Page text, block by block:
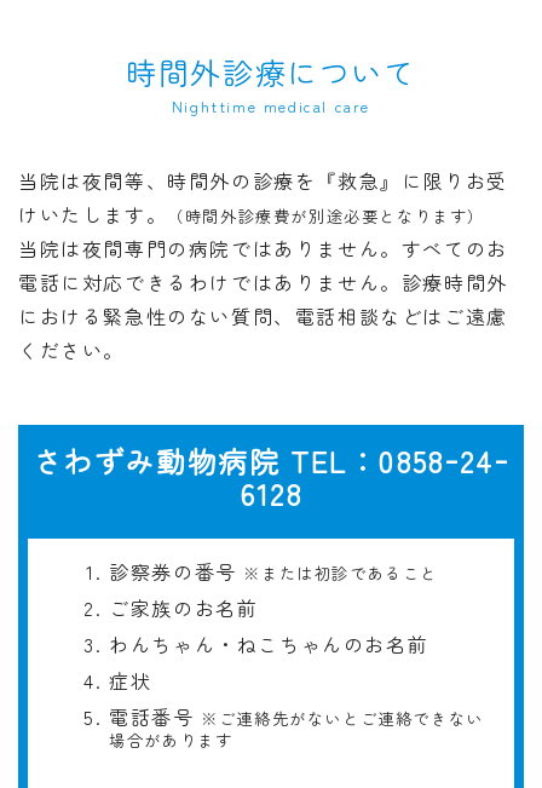
時間外診療について
Nighttime medical care
当院は夜間等、時間外の診療を『救急』に限りお受
けいたします。
（時間外診療費が別途必要となります）
当院は夜間専門の病院ではありません。すべてのお
電話に対応できるわけではありません。診療時間外
における緊急性のない質問、電話相談などはご遠慮
ください。
さわずみ動物病院 TEL：0858ｰ24ｰ
6128
診察券の番号 ※または初診であること
ご家族のお名前
わんちゃん・ねこちゃんのお名前
症状
電話番号 ※ご連絡先がないとご連絡できない
場合があります